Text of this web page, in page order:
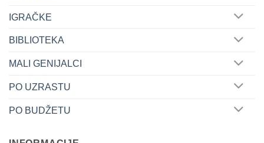
IGRAČKE
BIBLIOTEKA
MALI GENIJALCI
PO UZRASTU
PO BUDŽETU